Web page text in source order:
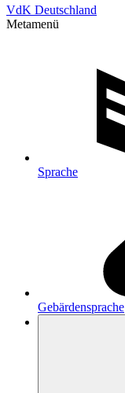
VdK Deutschland
Metamenü
Sprache
Gebärdensprache